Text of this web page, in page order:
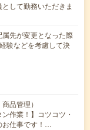
して勤務いただきま
先が変更となった際
験などを考慮して決
品管理）
作業！】コツコツ・
お仕事です！…